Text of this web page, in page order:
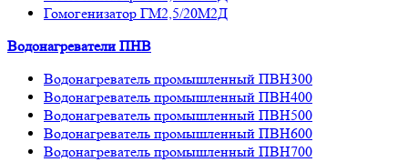
Гомогенизатор ГМ2,5/20М2Д
Водонагреватели ПНВ
Водонагреватель промышленный ПВН300
Водонагреватель промышленный ПВН400
Водонагреватель промышленный ПВН500
Водонагреватель промышленный ПВН600
Водонагреватель промышленный ПВН700